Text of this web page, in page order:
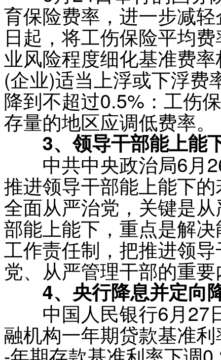
育保险费率，进一步减
日起，将工伤保险平均
业风险程度细化基准费
(企业)适当上浮或下浮费
降到不超过0.5%：工伤
存量的地区应调低费率。
3、领导干部能上能
中共中央政治局6月
推进领导干部能上能下
全面从严治党，关键是
部能上能下，重点是解
工作责任制，把推进领
党、从严管理干部的重
4、央行降息并定向
中国人民银行6月27
融机构一年期贷款基准